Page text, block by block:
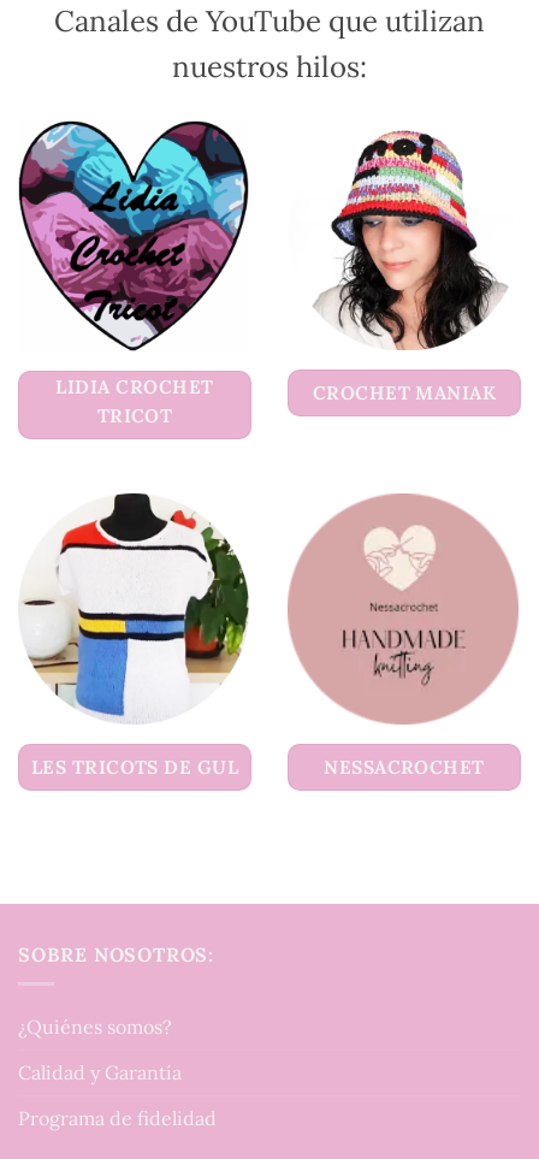
de
Canales de YouTube que utilizan
nuestros hilos:
LIDIA CROCHET
TRICOT
CROCHET MANIAK
LES TRICOTS DE GUL NESSACROCHET
SOBRE NOSOTROS:
¿Quiénes somos?
Calidad y Garantía
Programa de fidelidad